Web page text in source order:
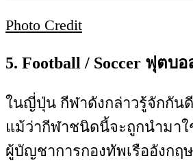
Photo Credit
5. Football / Soccer ฟุตบอ
ในญี่ปุ่น กีฬาดังกล่าวรู้จักกัน
แม้ว่ากีฬาชนิดนี้จะถูกนำมาใ
ผู้บัญชาการกองทัพเรืออังกฤ